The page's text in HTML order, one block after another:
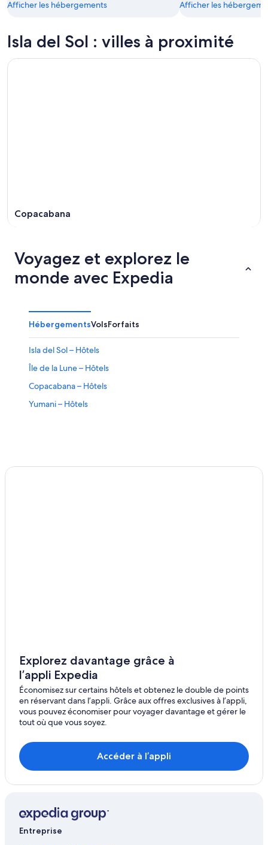
Afficher les hébergements Afficher les
Isla del Sol : villes à proximité
Copacabana
Voyagez et explorez le
monde avec Expedia
HébergementsVolsForfaits
Isla del Sol – Hôtels
Île de la Lune – Hôtels
Copacabana – Hôtels
Yumani – Hôtels
Explorez davantage grâce à
l’appli Expedia
Économisez sur certains hôtels et obtenez le double de points
en réservant dans l’appli. Grâce aux offres exclusives à l’appli,
vous pouvez économiser pour voyager davantage et gérer le
tout où que vous soyez.
Accéder à l’appli
Entreprise